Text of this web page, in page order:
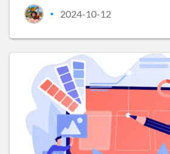
• 2024-10-12